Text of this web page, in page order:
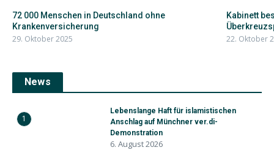
72 000 Menschen in Deutschland ohne
Krankenversicherung
29. Oktober 2025
Kabinett
22. Oktober
News
1
Lebenslange Haft für islamistischen
Anschlag auf Münchner ver.di-
Demonstration
6. August 2026